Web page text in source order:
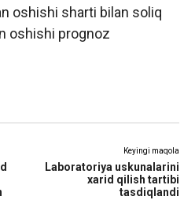
oshishi sharti bilan soliq
oshishi prognoz
Keyingi maqola
Laboratoriya uskunalarini
xarid qilish tartibi
tasdiqlandi